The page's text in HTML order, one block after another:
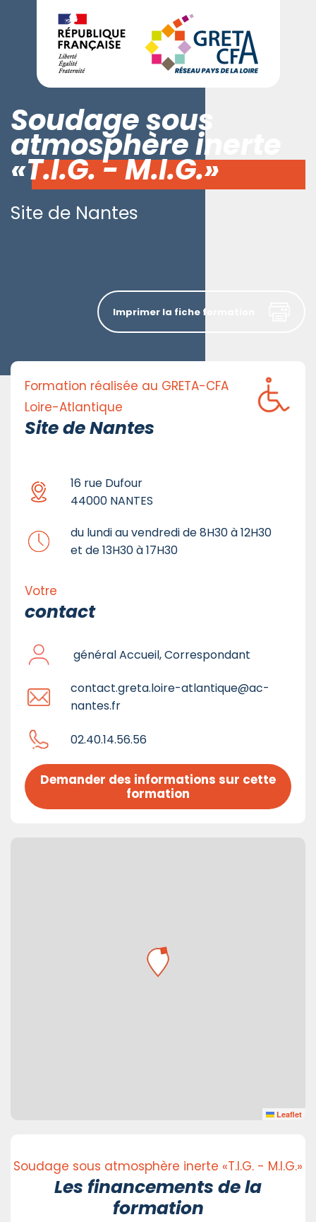
Soudage sous
atmosphère inerte
«T.I.G. - M.I.G.»
Site de Nantes
Formation réalisée au GRETA-CFA
Loire-Atlantique
Site de Nantes
16 rue Dufour
44000 NANTES
du lundi au vendredi de 8H30 à 12H30
et de 13H30 à 17H30
Votre
contact
général Accueil, Correspondant
contact.greta.loire-atlantique@ac-
nantes.fr
02.40.14.56.56
Demander des informations sur cette
formation
Imprimer la fiche formation
Leaflet
Soudage sous atmosphère inerte «T.I.G. - M.I.G.»
Les financements de la
formation